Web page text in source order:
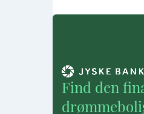
Find den